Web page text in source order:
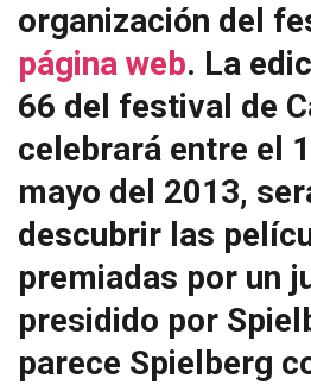
organización del
página web. La
66 del festival de
celebrará entre el
mayo del 2013,
descubrir las
premiadas por un
presidido por
parece Spielberg